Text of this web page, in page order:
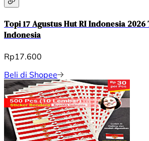
Topi 17 Agustus Hut RI Indonesia
Indonesia
Rp17.600
Beli di Shopee